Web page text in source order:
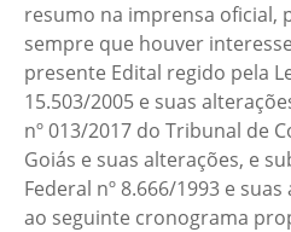
resumo na imprensa oficial,
sempre que houver
presente Edital regido pela
15.503/2005 e suas
nº 013/2017 do Tribunal de
Goiás e suas alterações, e
Federal nº 8.666/1993 e
ao seguinte cronograma